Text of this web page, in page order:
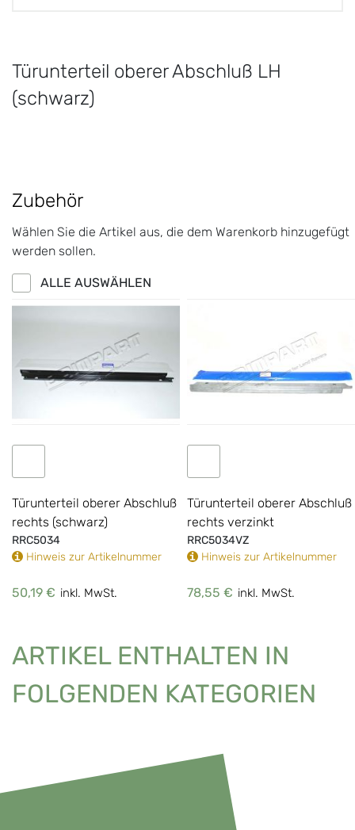
Türunterteil oberer Abschluß LH
(schwarz)
Zubehör
Wählen Sie die Artikel aus, die dem Warenkorb hinzugefügt
werden sollen.
ALLE AUSWÄHLEN
Türunterteil oberer Abschluß
rechts (schwarz)
RRC5034
Hinweis zur Artikelnummer
50,19 € inkl. MwSt.
Türunterteil oberer Abschluß
rechts verzinkt
RRC5034VZ
Hinweis zur Artikelnummer
78,55 € inkl. MwSt.
ARTIKEL ENTHALTEN IN
FOLGENDEN KATEGORIEN